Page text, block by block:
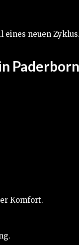
eines neuen Zyklus.
Komfort.